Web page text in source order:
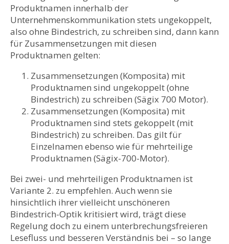
Produktnamen innerhalb der
Unternehmenskommunikation stets ungekoppelt,
also ohne Bindestrich, zu schreiben sind, dann kann
für Zusammensetzungen mit diesen
Produktnamen gelten:
Zusammensetzungen (Komposita) mit
Produktnamen sind ungekoppelt (ohne
Bindestrich) zu schreiben (Sägix 700 Motor).
Zusammensetzungen (Komposita) mit
Produktnamen sind stets gekoppelt (mit
Bindestrich) zu schreiben. Das gilt für
Einzelnamen ebenso wie für mehrteilige
Produktnamen (Sägix-700-Motor).
Bei zwei- und mehrteiligen Produktnamen ist
Variante 2. zu empfehlen. Auch wenn sie
hinsichtlich ihrer vielleicht unschöneren
Bindestrich-Optik kritisiert wird, trägt diese
Regelung doch zu einem unterbrechungsfreieren
Lesefluss und besseren Verständnis bei – so lange